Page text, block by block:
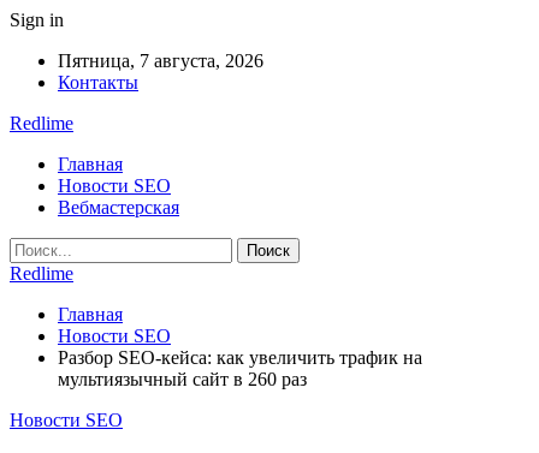
Sign in
Пятница, 7 августа, 2026
Контакты
Redlime
Главная
Новости SEO
Вебмастерская
Redlime
Главная
Новости SEO
Разбор SEO-кейса: как увеличить трафик на
мультиязычный сайт в 260 раз
Новости SEO